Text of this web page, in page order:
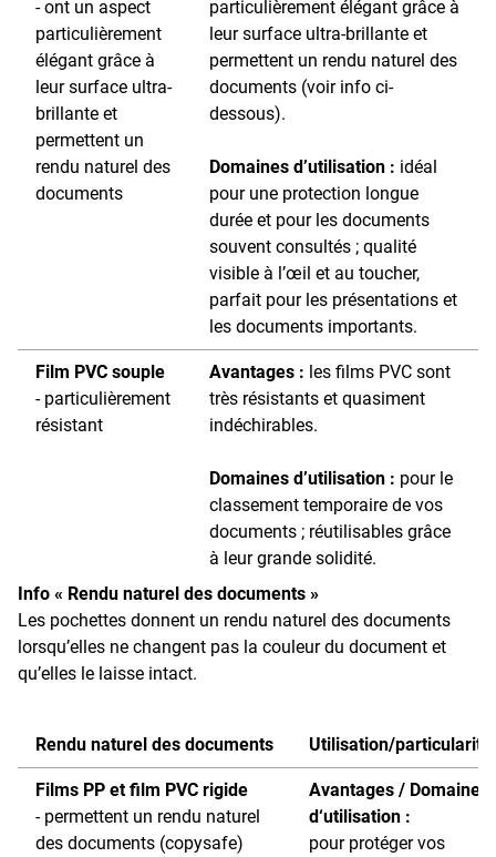
- ont un aspect
particulièrement
élégant grâce à
leur surface ultra-
brillante et
permettent un
rendu naturel des
documents
particulièrement élégant grâce à
leur surface ultra-brillante et
permettent un rendu naturel des
documents (voir info ci-
dessous).
Domaines d’utilisation : idéal
pour une protection longue
durée et pour les documents
souvent consultés ; qualité
visible à l’œil et au toucher,
parfait pour les présentations et
les documents importants.
Film PVC souple
- particulièrement
résistant
Avantages : les films PVC sont
très résistants et quasiment
indéchirables.
Domaines d’utilisation : pour le
classement temporaire de vos
documents ; réutilisables grâce
à leur grande solidité.
Info « Rendu naturel des documents »
Les pochettes donnent un rendu naturel des documents
lorsqu’elles ne changent pas la couleur du document et
qu’elles le laisse intact.
Rendu naturel des documents Utilisation/
Films PP et film PVC rigide
- permettent un rendu naturel
des documents (copysafe)
Avantages / Domaines
d‘utilisation :
pour protéger vos